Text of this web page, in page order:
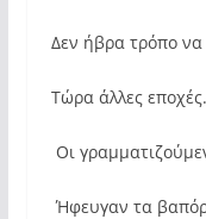
Δεν ήβρα τρόπο
Τώρα άλλες εποχές.
Οι
Ήφευγαν τα